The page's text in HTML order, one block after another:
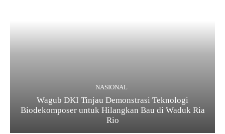
NASIONAL
Wagub DKI Tinjau Demonstrasi Teknologi
Biodekomposer untuk Hilangkan Bau di Waduk Ria
Rio